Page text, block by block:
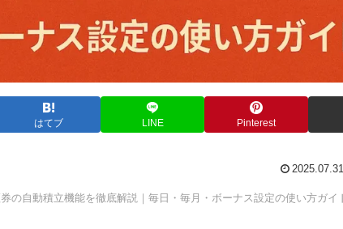
はてブ LINE Pinterest
2025.07.31
の自動積立機能を徹底解説｜毎日・毎月・ボーナス設定の使い方ガイ